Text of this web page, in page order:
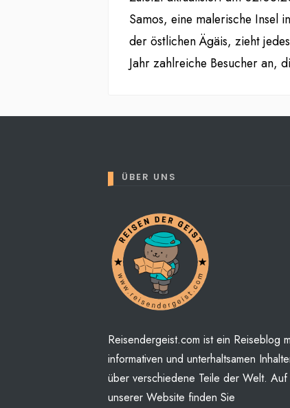
Samos, eine malerische Insel in
der östlichen Ägäis, zieht jedes
Jahr zahlreiche Besucher an,
ÜBER UNS
Reisendergeist.com ist ein Reiseblog
informativen und unterhaltsamen
über verschiedene Teile der Welt. Auf
unserer Website finden Sie